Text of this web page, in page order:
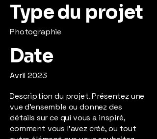
Type du projet
Photographie
Date
Avril 2023
Description du projet. Présentez une
vue d'ensemble ou donnez des
détails sur ce qui vous a inspiré,
comment vous l'avez créé, ou tout